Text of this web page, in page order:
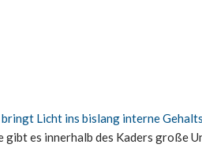
bringt Licht ins bislang interne
gibt es innerhalb des Kaders große